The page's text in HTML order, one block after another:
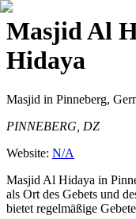
Masjid Al
Hidaya
Masjid in Pinneberg,
PINNEBERG, DZ
Website: N/A
Masjid Al Hidaya in
als Ort des Gebets und
bietet regelmäßige